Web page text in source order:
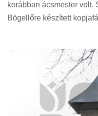
korábban ácsmester
Bögellőre készített